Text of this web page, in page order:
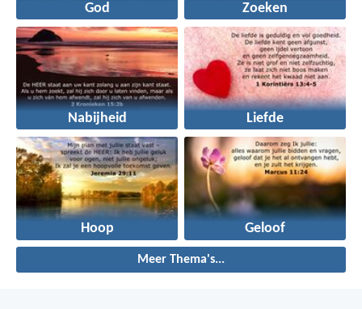
God Zoeken
Nabijheid Liefde
Hoop Geloof
Meer Thema's...